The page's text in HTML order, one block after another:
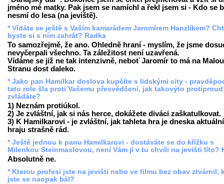
jméno mé matky. Pak jsem se namíchl a řekl jsem si - Kdo se
nesmí do lesa (na jeviště).
* Vídáte se ještě s Vaším kamarádem Jaromírem Hanzlíkem?
byste si s ním zahrát? Radka
To samozřejmě, že ano. Ohledně hraní - myslím, že jsme
nevyčerpali všechno. Ta záležitost není uzavřená.
Vídáme se již ne tak intenzivně, neboť Jaromír to má na Malou
Stranu dost daleko.
* Jako pan Hamilkar doslova kupčíte s lidskými city -
tato role šla proti Vašemu přesvědčení, jak takovýto protiproud
zvládáte?
1) Neznám protiúkol.
2) Je zvláštní, jak si nás herce, dokážete diváci zaškatulkovat.
3) K Hamilkarovi - je zvláštní, jak tahleta hra je dneska
hraju strašně rád.
* Ještě jednou k panu Hamilkarovi - dostáváte se do křížku s
Milenkou Steinmaslovou, není Vám jí v tu chvíli na jevišti líto?
Absolutně ne.
* Kterou profesi jste na jevišti nebo ve filmu bez obav ztvárnil,
jste se naopak bál?